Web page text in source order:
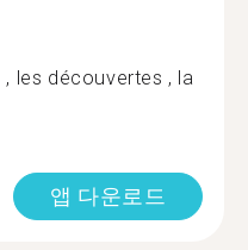
, les découvertes , la
앱 다운로드